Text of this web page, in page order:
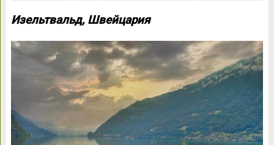
Изельтвальд, Швейцария